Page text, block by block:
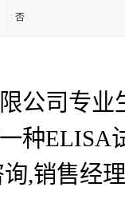
否
公司专
种ELISA
,销售经